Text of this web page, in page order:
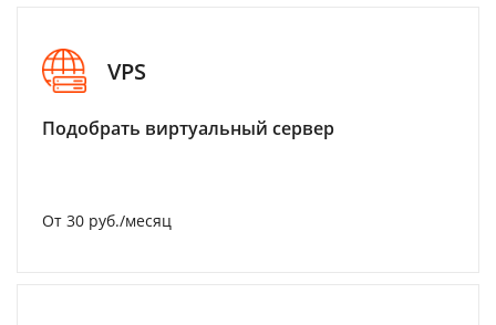
VPS
Подобрать виртуальный сервер
От 30 руб./месяц